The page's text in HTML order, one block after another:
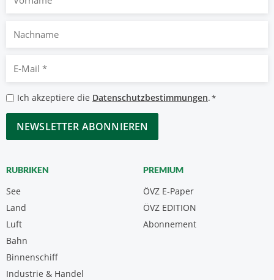
Nachname
Mail
*
Datenschutzbestimmungen
*
Ich akzeptiere die Datenschutzbestimmungen.*
CAPTCHA
RUBRIKEN
See
Land
Luft
Bahn
Binnenschiff
Industrie & Handel
PREMIUM
ÖVZ E-Paper
Abonnement
ÖVZ EDITION